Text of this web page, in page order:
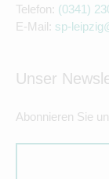
Telefon: (0341)
E-Mail: sp-
Unser
Abonnieren Sie